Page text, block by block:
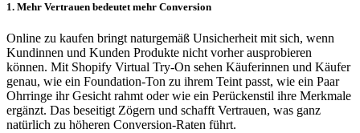
1. Mehr Vertrauen bedeutet mehr Conversion
Online zu kaufen bringt naturgemäß Unsicherheit mit sich, wenn
Kundinnen und Kunden Produkte nicht vorher ausprobieren
können. Mit Shopify Virtual Try-On sehen Käuferinnen und Käufer
genau, wie ein Foundation-Ton zu ihrem Teint passt, wie ein Paar
Ohrringe ihr Gesicht rahmt oder wie ein Perückenstil ihre Merkmale
ergänzt. Das beseitigt Zögern und schafft Vertrauen, was ganz
natürlich zu höheren Conversion-Raten führt.